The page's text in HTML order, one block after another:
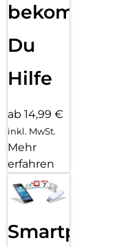
bekommst
Du
Hilfe
ab 14,99 €
inkl. MwSt.
Mehr
erfahren
Smartphone